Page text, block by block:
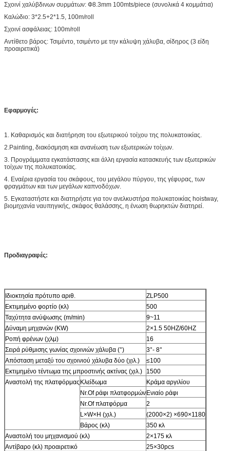
Σχοινί χαλύβδινων συρμάτων: Ф8.3mm 100mts/piece (συνολικά 4 κομμάτια)
Καλώδιο: 3*2.5+2*1.5, 100m/roll
Σχοινί ασφάλειας: 100m/roll
Αντίθετο βάρος: Τσιμέντο, τσιμέντο με την κάλυψη χάλυβα, σίδηρος (3 είδη
προαιρετικά)
Εφαρμογές:
1. Καθαρισμός και διατήρηση του εξωτερικού τοίχου της πολυκατοικίας.
2.Painting, διακόσμηση και ανανέωση των εξωτερικών τοίχων.
3. Προγράμματα εγκατάστασης και άλλη εργασία κατασκευής των εξωτερικών
τοίχων της πολυκατοικίας.
4. Εναέρια εργασία του σκάφους, του μεγάλου πύργου, της γέφυρας, των
φραγμάτων και των μεγάλων καπνοδόχων.
5. Εγκαταστήστε και διατηρήστε για τον ανελκυστήρα πολυκατοικίας hoistway,
βιομηχανία ναυπηγικής, σκάφος θαλάσσης, η ένωση θωρηκτών διατηρεί.
Προδιαγραφές:
Ιδιοκτησία πρότυπο αριθ.
ZLP500
Εκτιμημένο φορτίο (κλ)
500
Ταχύτητα ανύψωσης (m/min)
9~11
Δύναμη μηχανών (KW)
2×1.5 50HZ/60HZ
Ροπή φρένων (χλμ)
16
Σειρά ρύθμισης γωνίας σχοινιών χάλυβα (°)
3°- 8°
Απόσταση μεταξύ του σχοινιού χάλυβα δύο (χιλ.)
≤100
Εκτιμημένο τέντωμα της μπροστινής ακτίνας (χιλ.)
1500
Αναστολή της πλατφόρμας Κλείδωμα
Κράμα αργιλίου
Nr.Of ράφι πλατφορμών Ενιαίο ράφι
Nr.Of πλατφόρμα
2
L×W×H (χιλ.)
(2000×2) ×690×1180
Βάρος (κλ)
350 κλ
Αναστολή του μηχανισμού (κλ)
2×175 κλ
Αντίβαρο (κλ) προαιρετικό
25×30pcs